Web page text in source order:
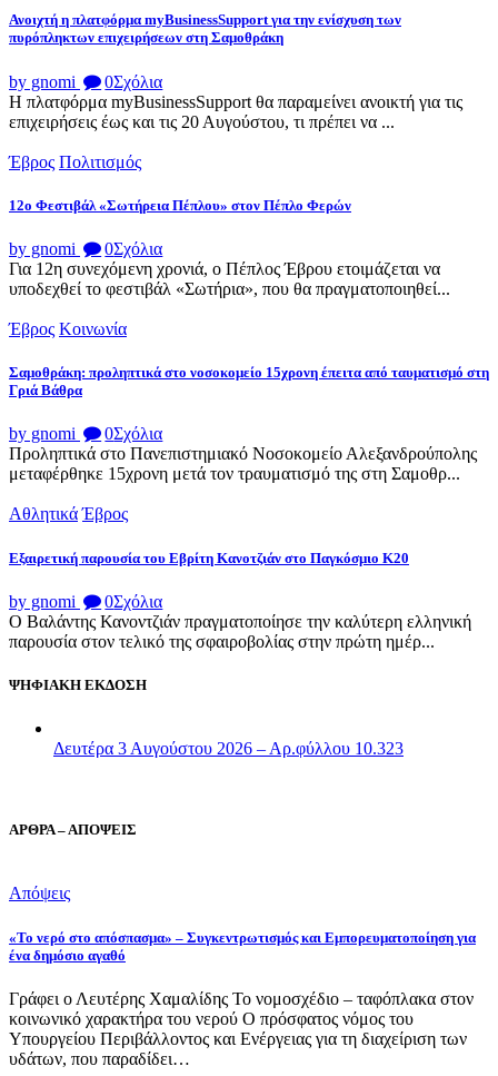
Ανοιχτή η πλατφόρμα myBusinessSupport για την ενίσχυση των
πυρόπληκτων επιχειρήσεων στη Σαμοθράκη
by gnomi 0Σχόλια
Η πλατφόρμα myBusinessSupport θα παραμείνει ανοικτή για τις
επιχειρήσεις έως και τις 20 Αυγούστου, τι πρέπει να ...
Έβρος Πολιτισμός
12ο Φεστιβάλ «Σωτήρεια Πέπλου» στον Πέπλο Φερών
by gnomi 0Σχόλια
Για 12η συνεχόμενη χρονιά, ο Πέπλος Έβρου ετοιμάζεται να
υποδεχθεί το φεστιβάλ «Σωτήρια», που θα πραγματοποιηθεί...
Έβρος Κοινωνία
Σαμοθράκη: προληπτικά στο νοσοκομείο 15χρονη έπειτα από ταυματισμό στη
Γριά Βάθρα
by gnomi 0Σχόλια
Προληπτικά στο Πανεπιστημιακό Νοσοκομείο Αλεξανδρούπολης
μεταφέρθηκε 15χρονη μετά τον τραυματισμό της στη Σαμοθρ...
Αθλητικά Έβρος
Εξαιρετική παρουσία του Εβρίτη Κανοτζιάν στο Παγκόσμιο Κ20
by gnomi 0Σχόλια
Ο Βαλάντης Κανοντζιάν πραγματοποίησε την καλύτερη ελληνική
παρουσία στον τελικό της σφαιροβολίας στην πρώτη ημέρ...
ΨΗΦΙΑΚΗ ΕΚΔΟΣΗ
Δευτέρα 3 Αυγούστου 2026 – Αρ.φύλλου 10.323
ΑΡΘΡΑ – ΑΠΟΨΕΙΣ
Απόψεις
«Το νερό στο απόσπασμα» – Συγκεντρωτισμός και Εμπορευματοποίηση για
ένα δημόσιο αγαθό
Γράφει ο Λευτέρης Χαμαλίδης Το νομοσχέδιο – ταφόπλακα στον
κοινωνικό χαρακτήρα του νερού Ο πρόσφατος νόμος του
Υπουργείου Περιβάλλοντος και Ενέργειας για τη διαχείριση των
υδάτων, που παραδίδει…